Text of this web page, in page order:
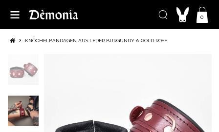
0
KNÖCHELBANDAGEN AUS LEDER BURGUNDY & GOLD ROSE